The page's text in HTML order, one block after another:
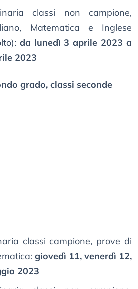
classi non campione,
Matematica e Inglese
da lunedì 3 aprile 2023 a
2023
grado, classi seconde
classi campione, prove di
giovedì 11, venerdì 12,
2023